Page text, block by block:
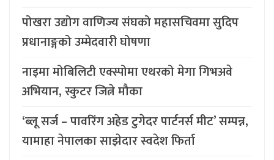
पोखरा उद्योग वाणिज्य संघको महासचिवमा सुदिप
प्रधानाङ्गको उम्मेदवारी घोषणा
नाइमा मोबिलिटी एक्स्पोमा एथरको मेगा गिभअवे
अभियान, स्कुटर जित्ने मौका
‘ब्लू सर्ज – पावरिंग अहेड टुगेदर पार्टनर्स मीट’ सम्पन्न,
यामाहा नेपालका साझेदार स्वदेश फिर्ता